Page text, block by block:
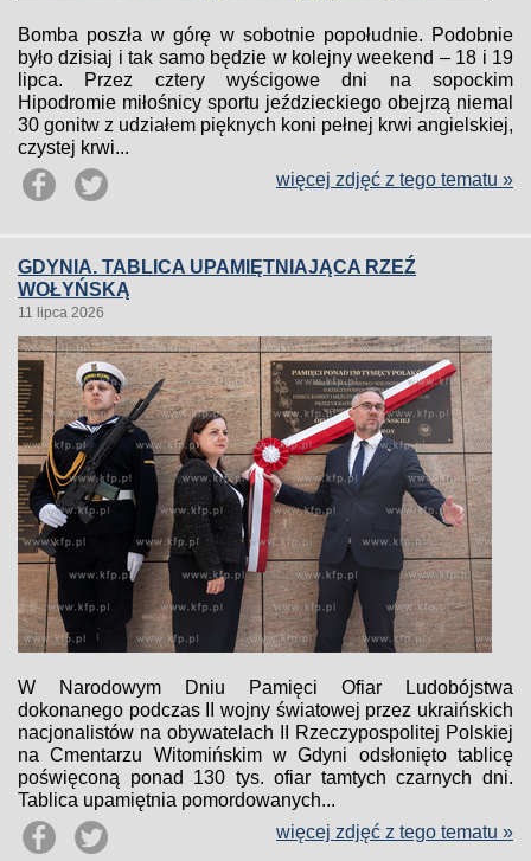
Bomba poszła w górę w sobotnie popołudnie. Podobnie
było dzisiaj i tak samo będzie w kolejny weekend – 18 i 19
lipca. Przez cztery wyścigowe dni na sopockim
Hipodromie miłośnicy sportu jeździeckiego obejrzą niemal
30 gonitw z udziałem pięknych koni pełnej krwi angielskiej,
czystej krwi...
więcej zdjęć z tego tematu »
GDYNIA. TABLICA UPAMIĘTNIAJĄCA RZEŹ
WOŁYŃSKĄ
11 lipca 2026
W Narodowym Dniu Pamięci Ofiar Ludobójstwa
dokonanego podczas II wojny światowej przez ukraińskich
nacjonalistów na obywatelach II Rzeczypospolitej Polskiej
na Cmentarzu Witomińskim w Gdyni odsłonięto tablicę
poświęconą ponad 130 tys. ofiar tamtych czarnych dni.
Tablica upamiętnia pomordowanych...
więcej zdjęć z tego tematu »